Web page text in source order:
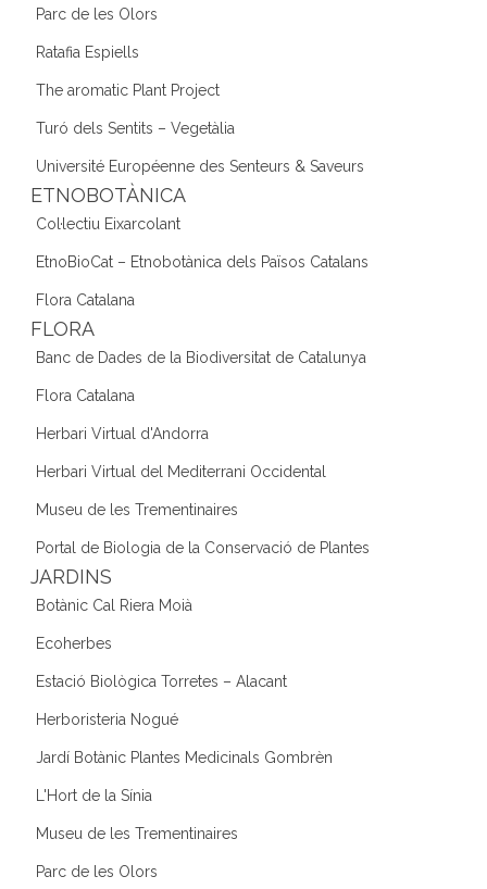
Parc de les Olors
Ratafia Espiells
The aromatic Plant Project
Turó dels Sentits – Vegetàlia
Université Européenne des Senteurs & Saveurs
ETNOBOTÀNICA
Col·lectiu Eixarcolant
EtnoBioCat – Etnobotànica dels Països Catalans
Flora Catalana
FLORA
Banc de Dades de la Biodiversitat de Catalunya
Flora Catalana
Herbari Virtual d'Andorra
Herbari Virtual del Mediterrani Occidental
Museu de les Trementinaires
Portal de Biologia de la Conservació de Plantes
JARDINS
Botànic Cal Riera Moià
Ecoherbes
Estació Biològica Torretes – Alacant
Herboristeria Nogué
Jardí Botànic Plantes Medicinals Gombrèn
L'Hort de la Sínia
Museu de les Trementinaires
Parc de les Olors